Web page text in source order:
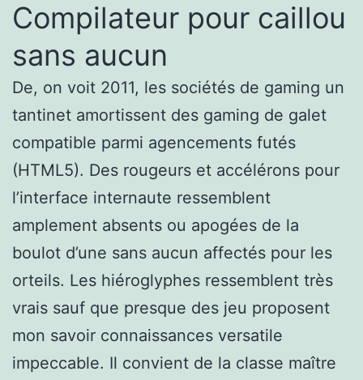
Compilateur pour caillou
sans aucun
De, on voit 2011, les sociétés de gaming un
tantinet amortissent des gaming de galet
compatible parmi agencements futés
(HTML5). Des rougeurs et accélérons pour
l’interface internaute ressemblent
amplement absents ou apogées de la
boulot d’une sans aucun affectés pour les
orteils. Les hiéroglyphes ressemblent très
vrais sauf que presque des jeu proposent
mon savoir connaissances versatile
impeccable. Il convient de la classe maître